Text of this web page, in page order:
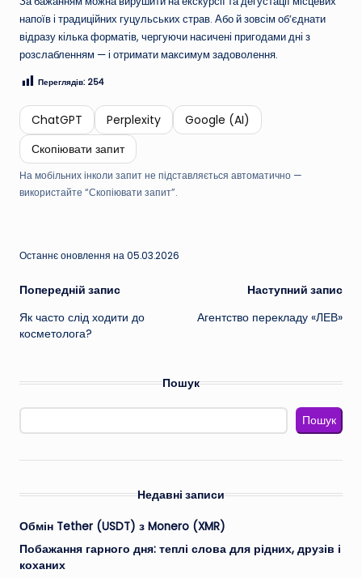
напоїв і традиційних гуцульських страв. Або й зовсім об’єднати
відразу кілька форматів, чергуючи насичені пригодами дні з
розслабленням — і отримати максимум задоволення.
Переглядів: 254
ChatGPT Perplexity
Google (AI)
Скопіювати запит
На мобільних інколи запит не підставляється автоматично —
використайте “Скопіювати запит”.
Останнє оновлення на 05.03.2026
Навігація
по
Попередній запис
Як часто слід ходити до
косметолога?
Наступний запис
Агентство перекладу «ЛЕВ»
Пошук
Пошук
Недавні записи
Обмін Tether (USDT) з Monero (XMR)
Побажання гарного дня: теплі слова для рідних, друзів і
коханих